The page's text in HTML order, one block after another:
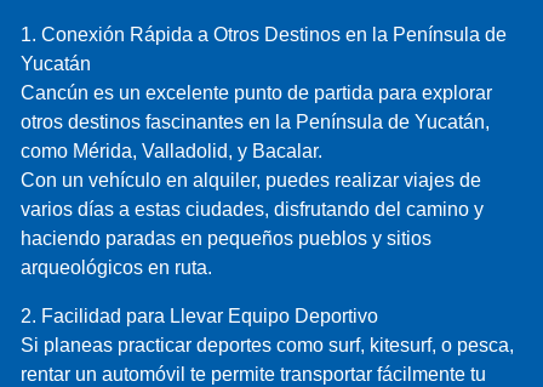
1. Conexión Rápida a Otros Destinos en la Península de
Yucatán
Cancún es un excelente punto de partida para explorar
otros destinos fascinantes en la Península de Yucatán,
como Mérida, Valladolid, y Bacalar.
Con un vehículo en alquiler, puedes realizar viajes de
varios días a estas ciudades, disfrutando del camino y
haciendo paradas en pequeños pueblos y sitios
arqueológicos en ruta.
2. Facilidad para Llevar Equipo Deportivo
Si planeas practicar deportes como surf, kitesurf, o pesca,
rentar un automóvil te permite transportar fácilmente tu